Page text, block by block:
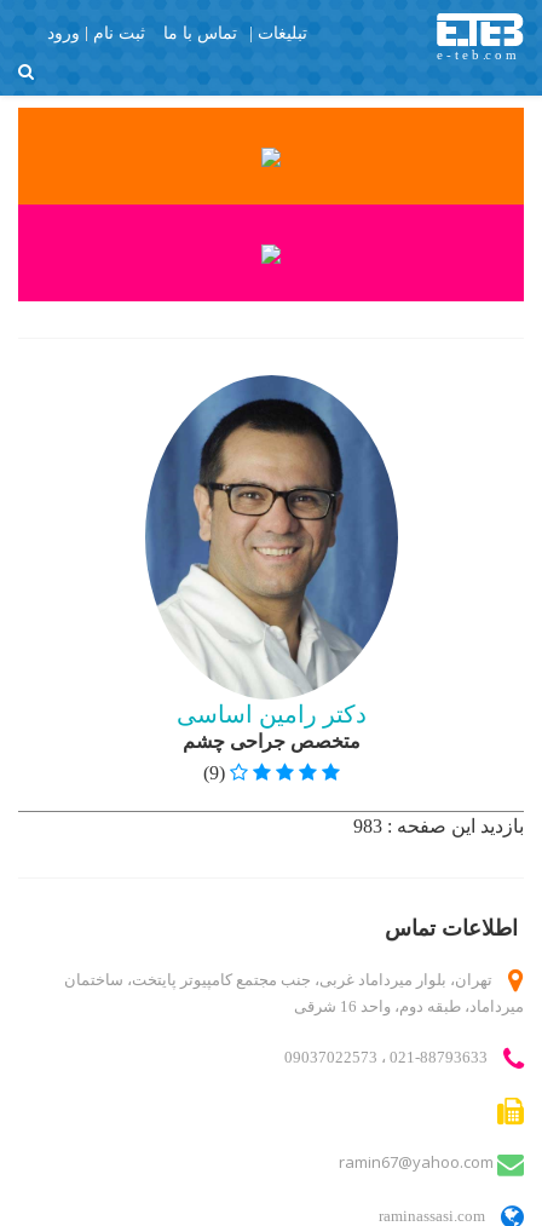
منو
Join Us
برگه نمونه
تماس با ما
ثبت نام
چشم پزشکان
خانه
دایرکتوری کاربر
درباره ما
روانشناسان و روانپزشکان
لیست قیمت ها
مطالب
ناحیه کاربری
ورود اعضا
ورود ثبت نام تماس با ما تبلیغات |
دکتر رامین اساسی
متخصص جراحی چشم
(9)
بازدید این صفحه : 983
اطلاعات تماس
تهران، بلوار میرداماد غربی، جنب مجتمع کامپیوتر پایتخت، ساختمان
میرداماد، طبقه دوم، واحد 16 شرقی
021-88793633 ، 09037022573
raminassasi.com